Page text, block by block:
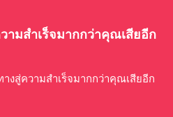
ามสำเร็จมากกว่าคุณเสียอีก
งสู่ความสำเร็จมากกว่าคุณเสียอีก